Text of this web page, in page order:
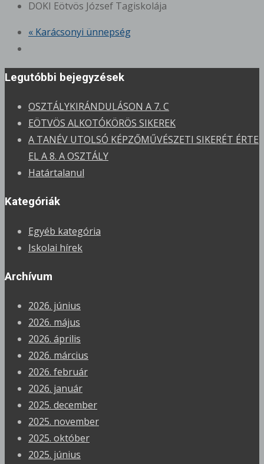
DOKI Eötvös József Tagiskolája
« Karácsonyi ünnepség
Legutóbbi bejegyzések
OSZTÁLYKIRÁNDULÁSON A 7. C
EÖTVÖS ALKOTÓKÖRÖS SIKEREK
A TANÉV UTOLSÓ KÉPZŐMŰVÉSZETI SIKERÉT ÉRTE
EL A 8. A OSZTÁLY
Határtalanul
Kategóriák
Egyéb kategória
Iskolai hírek
Archívum
2026. június
2026. május
2026. április
2026. március
2026. február
2026. január
2025. december
2025. november
2025. október
2025. június